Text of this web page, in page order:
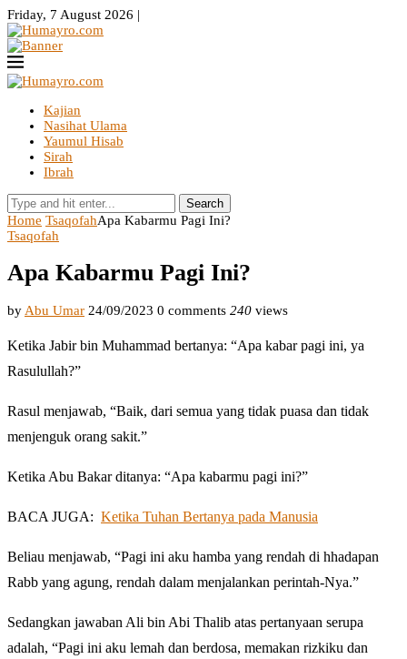
Friday, 7 August 2026 |
Kajian
Nasihat Ulama
Yaumul Hisab
Sirah
Ibrah
Search
Home TsaqofahApa Kabarmu Pagi Ini?
Tsaqofah
Apa Kabarmu Pagi Ini?
by Abu Umar 24/09/2023 0 comments 240 views
Ketika Jabir bin Muhammad bertanya: “Apa kabar pagi ini, ya
Rasulullah?”
Rasul menjawab, “Baik, dari semua yang tidak puasa dan tidak
menjenguk orang sakit.”
Ketika Abu Bakar ditanya: “Apa kabarmu pagi ini?”
BACA JUGA: Ketika Tuhan Bertanya pada Manusia
Beliau menjawab, “Pagi ini aku hamba yang rendah di hhadapan
Rabb yang agung, rendah dalam menjalankan perintah-Nya.”
Sedangkan jawaban Ali bin Abi Thalib atas pertanyaan serupa
adalah, “Pagi ini aku lemah dan berdosa, memakan rizkiku dan